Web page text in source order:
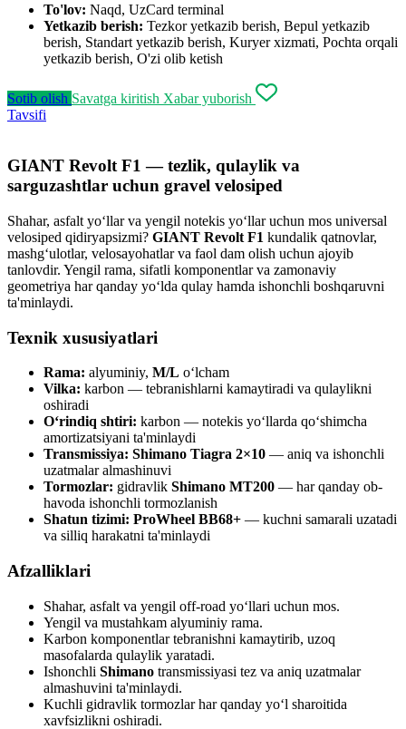
To'lov: Naqd, UzCard terminal
Yetkazib berish: Tezkor yetkazib berish, Bepul yetkazib
berish, Standart yetkazib berish, Kuryer xizmati, Pochta orqali
yetkazib berish, O'zi olib ketish
Sotib olish Savatga kiritish Xabar yuborish
Tavsifi
GIANT Revolt F1 — tezlik, qulaylik va
sarguzashtlar uchun gravel velosiped
Shahar, asfalt yo‘llar va yengil notekis yo‘llar uchun mos universal
velosiped qidiryapsizmi? GIANT Revolt F1 kundalik qatnovlar,
mashg‘ulotlar, velosayohatlar va faol dam olish uchun ajoyib
tanlovdir. Yengil rama, sifatli komponentlar va zamonaviy
geometriya har qanday yo‘lda qulay hamda ishonchli boshqaruvni
ta'minlaydi.
Texnik xususiyatlari
Rama: alyuminiy, M/L o‘lcham
Vilka: karbon — tebranishlarni kamaytiradi va qulaylikni
oshiradi
O‘rindiq shtiri: karbon — notekis yo‘llarda qo‘shimcha
amortizatsiyani ta'minlaydi
Transmissiya: Shimano Tiagra 2×10 — aniq va ishonchli
uzatmalar almashinuvi
Tormozlar: gidravlik Shimano MT200 — har qanday ob-
havoda ishonchli tormozlanish
Shatun tizimi: ProWheel BB68+ — kuchni samarali uzatadi
va silliq harakatni ta'minlaydi
Afzalliklari
Shahar, asfalt va yengil off-road yo‘llari uchun mos.
Yengil va mustahkam alyuminiy rama.
Karbon komponentlar tebranishni kamaytirib, uzoq
masofalarda qulaylik yaratadi.
Ishonchli Shimano transmissiyasi tez va aniq uzatmalar
almashuvini ta'minlaydi.
Kuchli gidravlik tormozlar har qanday yo‘l sharoitida
xavfsizlikni oshiradi.